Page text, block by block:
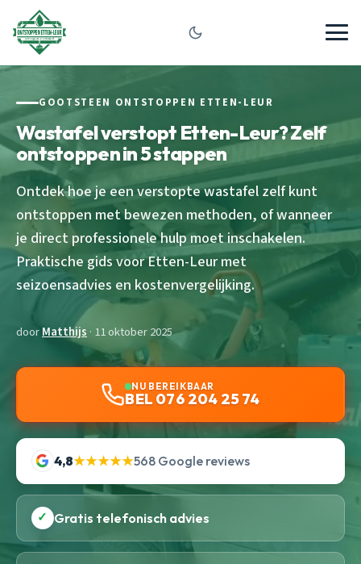
GOOTSTEEN ONTSTOPPEN ETTEN-LEUR
Wastafel verstopt Etten-Leur? Zelf
ontstoppen in 5 stappen
Ontdek hoe je een verstopte wastafel zelf kunt
ontstoppen met bewezen methoden, of wanneer
je direct professionele hulp moet inschakelen.
Praktische gids voor Etten-Leur met
seizoensadvies en kostenvergelijking.
doorMatthijs · 11 oktober 2025
NU BEREIKBAAR
BEL 076 204 25 74
4,8★★★★★568 Google reviews
✓ Gratis telefonisch advies